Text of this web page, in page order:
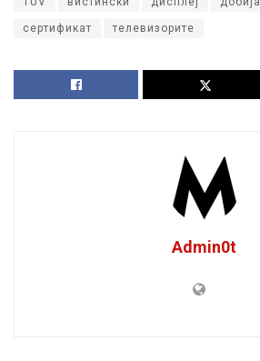
сертификат телевизорите
Admin0t